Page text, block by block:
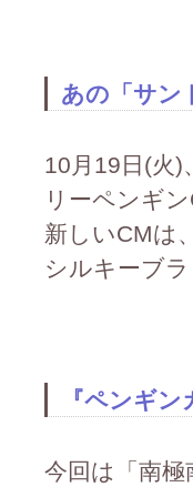
あの「サン
10月19日(火
リーペンギ
新しいCMは
シルキーブ
『ペンギ
今回は「南